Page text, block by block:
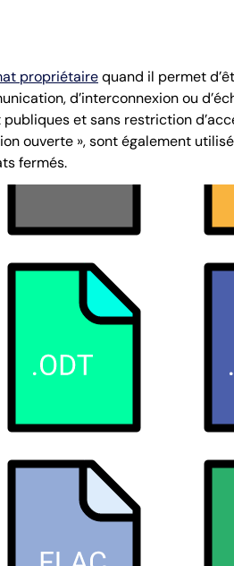
propriétairequand il permet
d’interconnexion ou
et sans restriction
ouverte », sont également
fermés.